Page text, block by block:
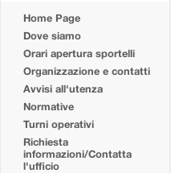
Home Page
Dove siamo
Orari apertura sportelli
Organizzazione e contatti
Avvisi all'utenza
Normative
Turni operativi
Richiesta
informazioni/Contatta
l'ufficio